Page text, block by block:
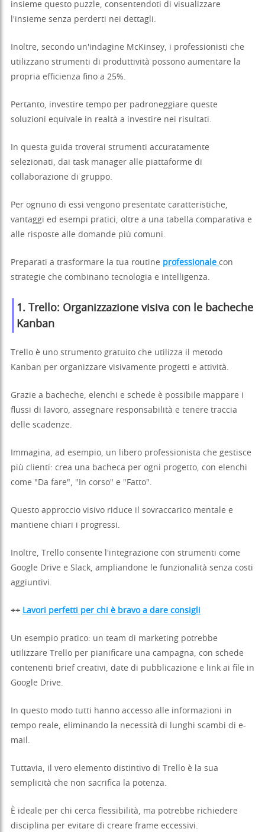
insieme questo puzzle, consentendoti di visualizzare
l'insieme senza perderti nei dettagli.
Inoltre, secondo un'indagine McKinsey, i professionisti che
utilizzano strumenti di produttività possono aumentare la
propria efficienza fino a 25%.
Pertanto, investire tempo per padroneggiare queste
soluzioni equivale in realtà a investire nei risultati.
In questa guida troverai strumenti accuratamente
selezionati, dai task manager alle piattaforme di
collaborazione di gruppo.
Per ognuno di essi vengono presentate caratteristiche,
vantaggi ed esempi pratici, oltre a una tabella comparativa e
alle risposte alle domande più comuni.
Preparati a trasformare la tua routine professionale con
strategie che combinano tecnologia e intelligenza.
1. Trello: Organizzazione visiva con le bacheche
Kanban
Trello è uno strumento gratuito che utilizza il metodo
Kanban per organizzare visivamente progetti e attività.
Grazie a bacheche, elenchi e schede è possibile mappare i
flussi di lavoro, assegnare responsabilità e tenere traccia
delle scadenze.
Immagina, ad esempio, un libero professionista che gestisce
più clienti: crea una bacheca per ogni progetto, con elenchi
come "Da fare", "In corso" e "Fatto".
Questo approccio visivo riduce il sovraccarico mentale e
mantiene chiari i progressi.
Inoltre, Trello consente l'integrazione con strumenti come
Google Drive e Slack, ampliandone le funzionalità senza costi
aggiuntivi.
++ Lavori perfetti per chi è bravo a dare consigli
Un esempio pratico: un team di marketing potrebbe
utilizzare Trello per pianificare una campagna, con schede
contenenti brief creativi, date di pubblicazione e link ai file in
Google Drive.
In questo modo tutti hanno accesso alle informazioni in
tempo reale, eliminando la necessità di lunghi scambi di e-
mail.
Tuttavia, il vero elemento distintivo di Trello è la sua
semplicità che non sacrifica la potenza.
È ideale per chi cerca flessibilità, ma potrebbe richiedere
disciplina per evitare di creare frame eccessivi.